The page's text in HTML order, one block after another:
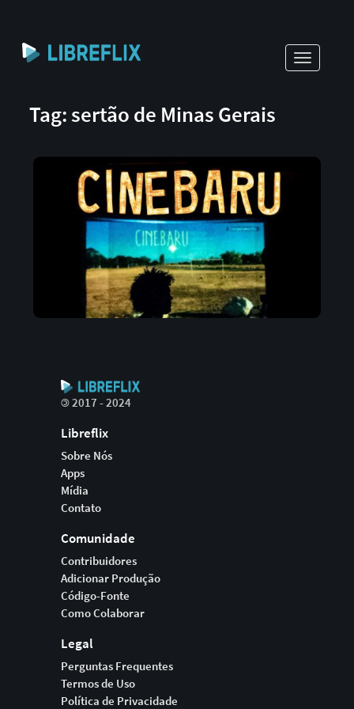
Toggle
Tag: sertão de Minas Gerais
©2017 - 2024
Libreflix
Sobre Nós
Apps
Mídia
Contato
Comunidade
Contribuidores
Adicionar Produção
Código-Fonte
Como Colaborar
Legal
Perguntas Frequentes
Termos de Uso
Política de Privacidade